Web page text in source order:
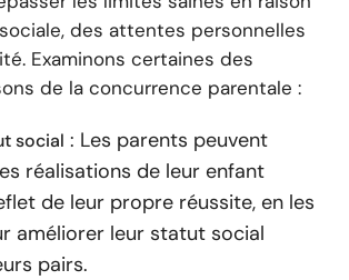
des attentes personnelles
Examinons certaines des
de la concurrence parentale :
social : Les parents peuvent
réalisations de leur enfant
de leur propre réussite, en les
améliorer leur statut social
pairs.